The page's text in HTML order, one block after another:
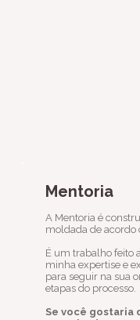
Mentoria
A Mentoria é
moldada de acordo
É um trabalho feito
minha expertise e
para seguir na sua
etapas do processo.
Se você gostaria